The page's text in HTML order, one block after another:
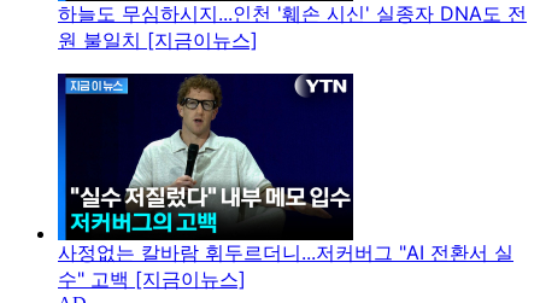
하늘도 무심하시지...인천 '훼손 시신' 실종자 DNA도 전
원 불일치 [지금이뉴스]
사정없는 칼바람 휘두르더니...저커버그 "AI 전환서 실
수" 고백 [지금이뉴스]